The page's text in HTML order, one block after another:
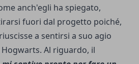
anch'egli ha spiegato,
fuori dal progetto poiché,
a sentirsi a suo agio
Al riguardo, il